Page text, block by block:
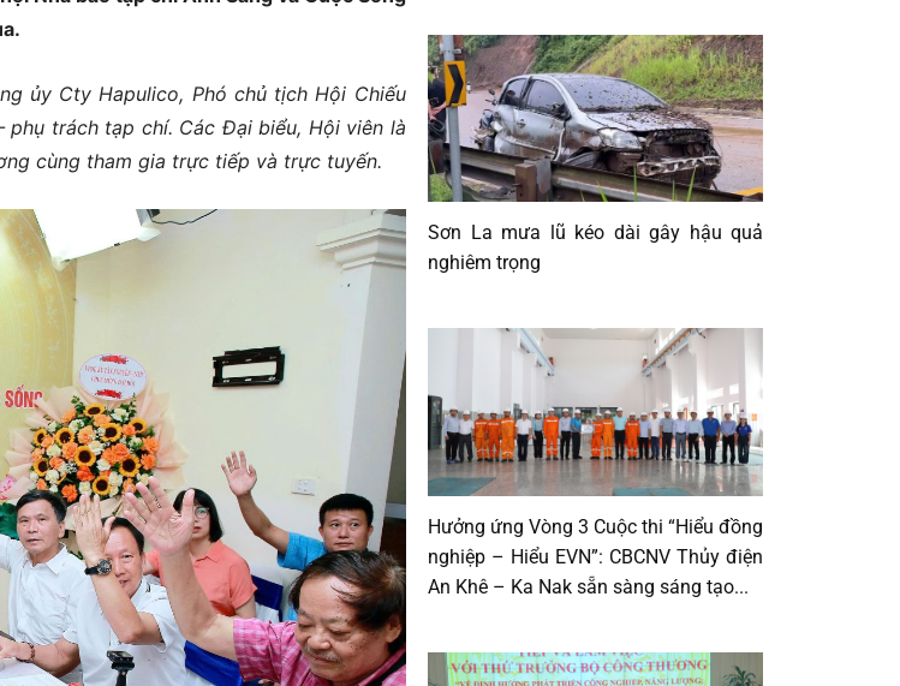
ủy Cty Hapulico, Phó chủ tịch Hội Chiếu
phụ trách tạp chí. Các Đại biểu, Hội viên là
cùng tham gia trực tiếp và trực tuyến.
Sơn La mưa lũ kéo dài gây hậu quả
nghiêm trọng
Hưởng ứng Vòng 3 Cuộc thi “Hiểu đồng
nghiệp – Hiểu EVN”: CBCNV Thủy điện
An Khê – Ka Nak sẵn sàng sáng tạo...